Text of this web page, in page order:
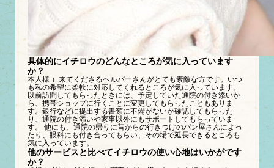
具体的にイチロウのどんなところが気に入っています
か？
本人様 ）来てくださるヘルパーさんがとても素敵な方です。いつ
も私の希望に柔軟に対応してくれるところが気に入っています。
以前訪問してもらったときには、予定していた通院の付き添いか
ら、携帯ショップに行くことに変更してもらったこともありま
す。銀行などに提出する書類に不備がないか確認してもらった
り、通院の付き添いや家事以外にもサポートしてもらっていま
す。 他にも、通院の帰りに昔からの行きつけのパン屋さんによっ
たり、眼科にも付き合ってもらい、その場で延長できるところも
気に入っています。
他のサービスと比べてイチロウの使い心地はいかがです
か？